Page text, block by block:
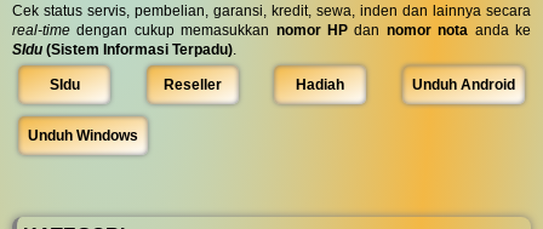
Cek status servis, pembelian, garansi, kredit, sewa, inden dan lainnya secara
real-time dengan cukup memasukkan nomor HP dan nomor nota anda ke
SIdu (Sistem Informasi Terpadu)
SIdu Reseller Hadiah Unduh Android
Unduh Windows